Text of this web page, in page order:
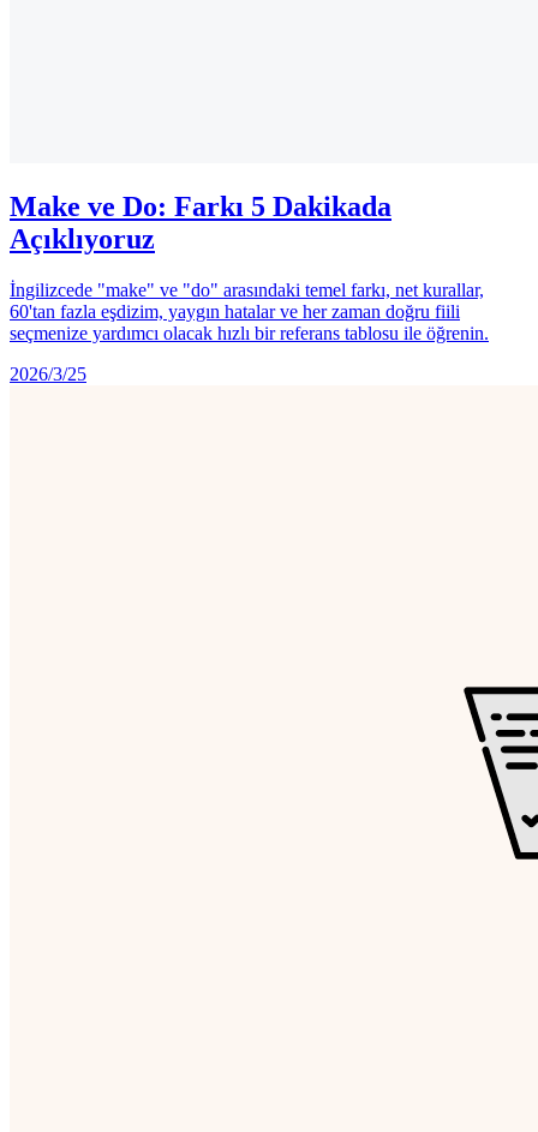
Make ve Do: Farkı 5 Dakikada
Açıklıyoruz
İngilizcede "make" ve "do" arasındaki temel farkı, net kurallar,
60'tan fazla eşdizim, yaygın hatalar ve her zaman doğru fiili
seçmenize yardımcı olacak hızlı bir referans tablosu ile öğrenin.
2026/3/25